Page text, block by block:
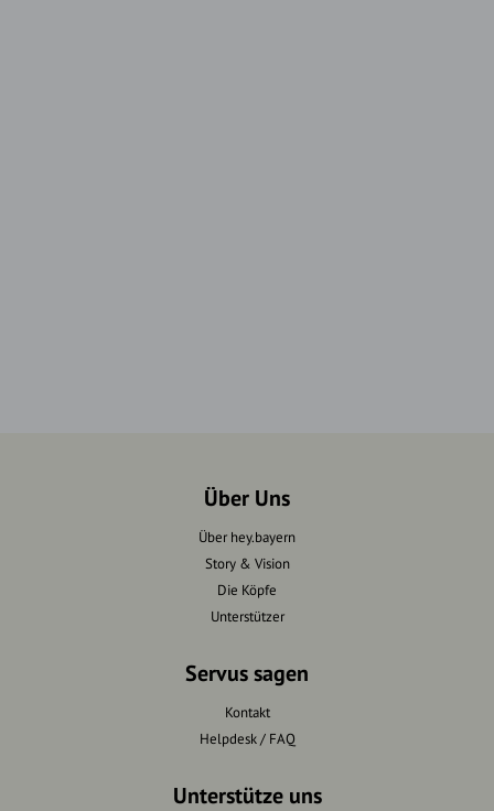
Über Uns
Über hey.bayern
Story & Vision
Die Köpfe
Unterstützer
Servus sagen
Kontakt
Helpdesk / FAQ
Unterstütze uns